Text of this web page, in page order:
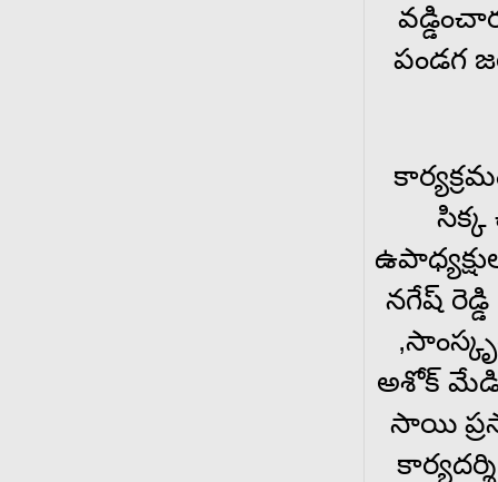
పండగ
సిక్క
నగేష్
అశోక్
సాయి